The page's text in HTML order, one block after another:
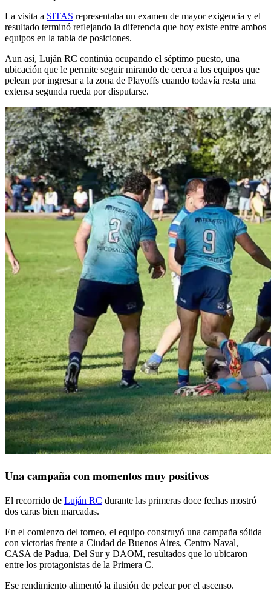
La visita a SITAS representaba un examen de mayor exigencia y el
resultado terminó reflejando la diferencia que hoy existe entre ambos
equipos en la tabla de posiciones.
Aun así, Luján RC continúa ocupando el séptimo puesto, una
ubicación que le permite seguir mirando de cerca a los equipos que
pelean por ingresar a la zona de Playoffs cuando todavía resta una
extensa segunda rueda por disputarse.
Una campaña con momentos muy positivos
El recorrido de Luján RC durante las primeras doce fechas mostró
dos caras bien marcadas.
En el comienzo del torneo, el equipo construyó una campaña sólida
con victorias frente a Ciudad de Buenos Aires, Centro Naval,
CASA de Padua, Del Sur y DAOM, resultados que lo ubicaron
entre los protagonistas de la Primera C.
Ese rendimiento alimentó la ilusión de pelear por el ascenso.